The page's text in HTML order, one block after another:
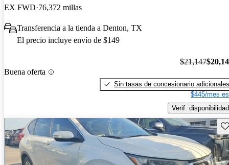
EX FWD 76,372 millas
Transferencia a la tienda a Denton, TX
El precio incluye envío de $149
Buena oferta
$21,147
Sin tasas de concesionario adicionales
$445/mes
Verif. disponibilidad